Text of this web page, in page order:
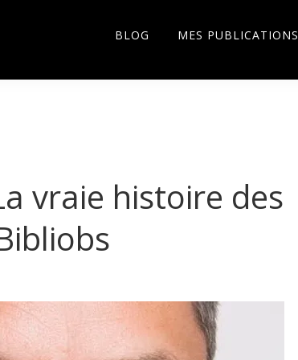
BLOG MES PUBLICATIONS
vraie histoire des